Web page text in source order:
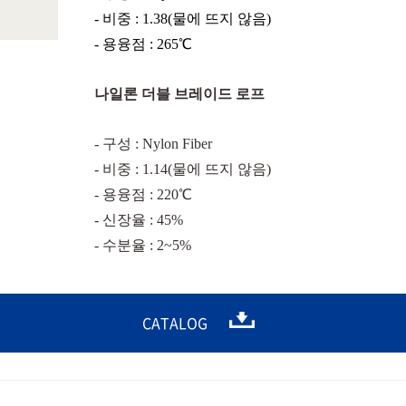
- 비중 : 1.38(물에 뜨지 않음)
- 용융점 : 265℃
나일론 더블 브레이드 로프
- 구성 : Nylon Fiber
- 비중 : 1.14(물에 뜨지 않음)
- 용융점 : 220℃
- 신장율 : 45%
- 수분율 : 2~5%
CATALOG